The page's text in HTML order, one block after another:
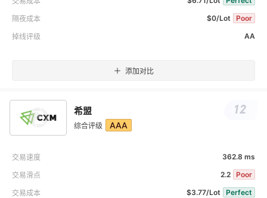
隔夜成本 $0/Lot Poor
掉线评级 AA
添加对比
希盟
综合评级 AAA
交易速度 362.8 ms
交易滑点 2.2 Poor
交易成本 $3.77/Lot Perfect
12